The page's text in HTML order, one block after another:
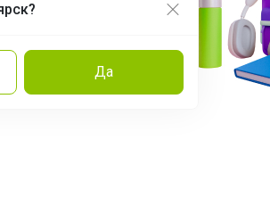
Да
Эксперты